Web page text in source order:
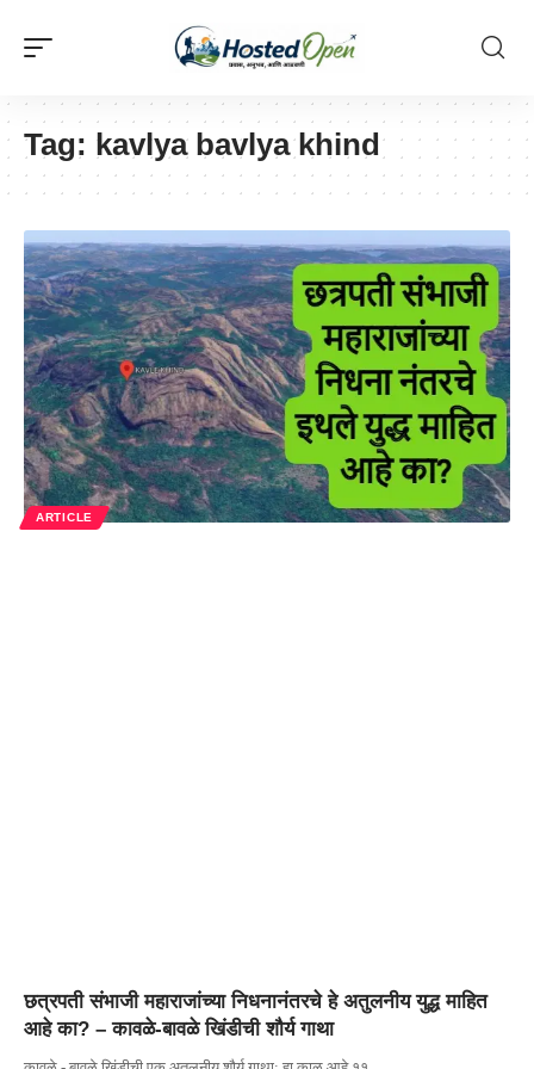
Tag: kavlya bavlya khind
ARTICLE
छत्रपती संभाजी महाराजांच्या निधनानंतरचे हे अतुलनीय युद्ध माहित
आहे का? – कावळे-बावळे खिंडीची शौर्य गाथा